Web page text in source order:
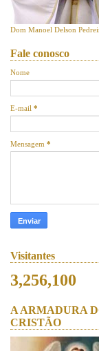
Dom Manoel Delson
Fale conosco
Nome
E-mail *
Mensagem *
Visitantes
3,256,100
A ARMADURA
CRISTÃO